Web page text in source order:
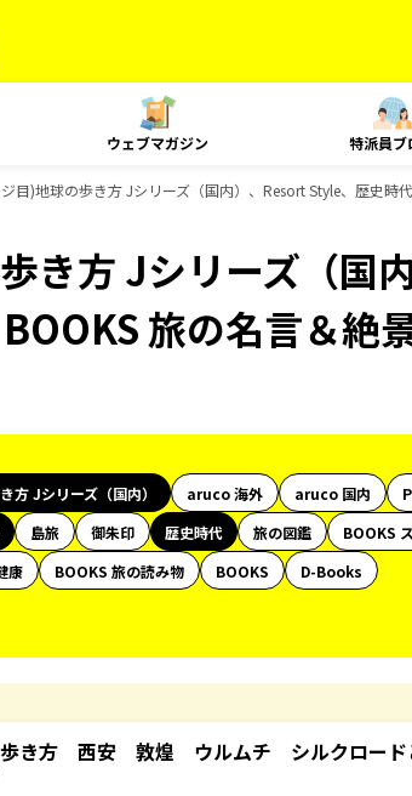
ウェブマガジン 特派員ブ
目)地球の歩き方 Jシリーズ（国内）、Resort Style、歴史時
き方 Jシリーズ（国
旅の名言＆絶
方 Jシリーズ（国内） aruco 海外 aruco 国内
島旅 御朱印 歴史時代 旅の図鑑
BOOKS
康 BOOKS 旅の読み物 BOOKS
D-Books
き方 西安 敦煌 ウルムチ シルクロード